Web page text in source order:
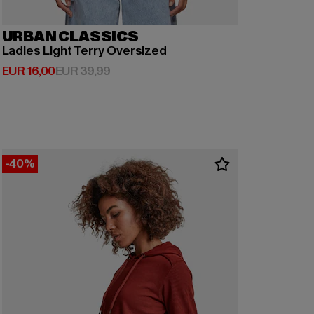
URBAN CLASSICS
Ladies Light Terry Oversized
EUR 16,00
Huidige prijs: EUR 16,00
EUR 39,99Actieprijs: EUR 39,99
-40%